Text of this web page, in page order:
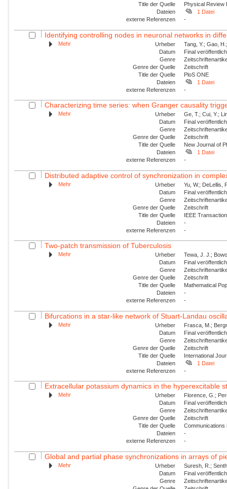
Title der Quelle
Physical Review
Dateien
1 Datei
externe Referenzen
-
Identifying controlling nodes in neuronal networks in
Mehr Urheber
Tang, Y.; Gao,
Datum
Final
Genre
Genre der Quelle
Zeitschrift
Title der Quelle
PloS ONE
Dateien
1 Datei
externe Referenzen
-
Characterizing time series: when Granger causality
Mehr Urheber
Ge, T.; Cui, Y.;
Datum
Final
Genre
Genre der Quelle
Zeitschrift
Title der Quelle
New Journal of
Dateien
1 Datei
externe Referenzen
-
Distributed adaptive control of synchronization in
Mehr Urheber
Yu, W.; DeLellis,
Datum
Final
Genre
Genre der Quelle
Zeitschrift
Title der Quelle
IEEE
Dateien
-
externe Referenzen
-
Two-patch transmission of Tuberculosis
Mehr Urheber
Tewa, J. J.;
Datum
Final
Genre
Genre der Quelle
Zeitschrift
Title der Quelle
Mathematical
Dateien
-
externe Referenzen
-
Bifurcations in a star-like network of Stuart-Landau
Mehr Urheber
Frasca, M.;
Datum
Final
Genre
Genre der Quelle
Zeitschrift
Title der Quelle
International
Dateien
1 Datei
externe Referenzen
-
Extracellular potassium dynamics in the hyperexcitable
Mehr Urheber
Florence, G.;
Datum
Final
Genre
Genre der Quelle
Zeitschrift
Title der Quelle
Communications
Dateien
-
externe Referenzen
-
Global and partial phase synchronizations in arrays of
Mehr Urheber
Suresh, R.;
Datum
Final
Genre